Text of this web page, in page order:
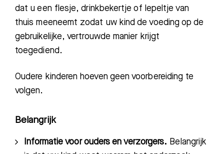
dat u een flesje, drinkbekertje of lepeltje van
thuis meeneemt zodat uw kind de voeding op de
gebruikelijke, vertrouwde manier krijgt
toegediend.
Oudere kinderen hoeven geen voorbereiding te
volgen.
Belangrijk
Informatie voor ouders en verzorgers. Belangrijk